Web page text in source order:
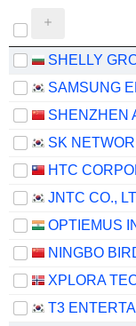
SHELLY
HTC
JNTC CO.,
NINGBO
XPLORA
T3